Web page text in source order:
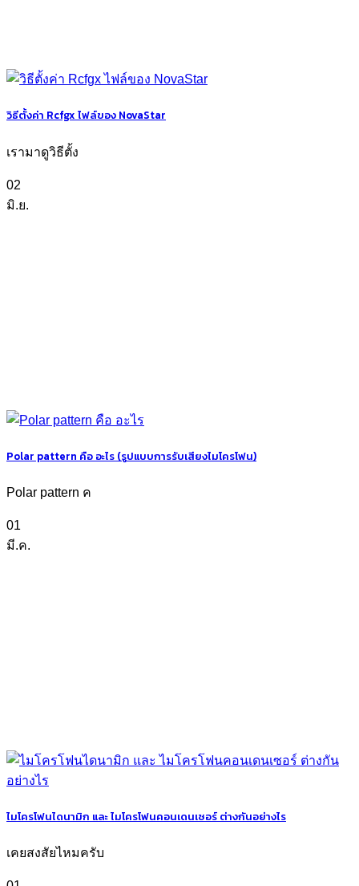
วิธีตั้งค่า Rcfgx ไฟล์ของ NovaStar
เรามาดูวิธีตั้ง
02
มิ.ย.
Polar pattern คือ อะไร (รูปแบบการรับเสียงไมโครโฟน)
Polar pattern ค
01
มี.ค.
ไมโครโฟนไดนามิก และ ไมโครโฟนคอนเดนเซอร์ ต่างกันอย่างไร
เคยสงสัยไหมครับ